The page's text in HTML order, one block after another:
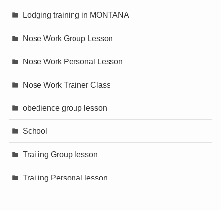
Lodging training in MONTANA
Nose Work Group Lesson
Nose Work Personal Lesson
Nose Work Trainer Class
obedience group lesson
School
Trailing Group lesson
Trailing Personal lesson